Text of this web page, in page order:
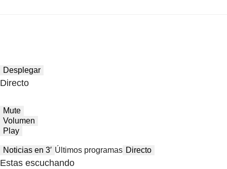
Desplegar
Directo
Mute
Volumen
Play
Noticias en 3′ Últimos programas Directo
Estas escuchando